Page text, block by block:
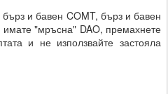
и бавен COMT, бърз и бавен
"мръсна" DAO, премахнете
и не използвайте застояла